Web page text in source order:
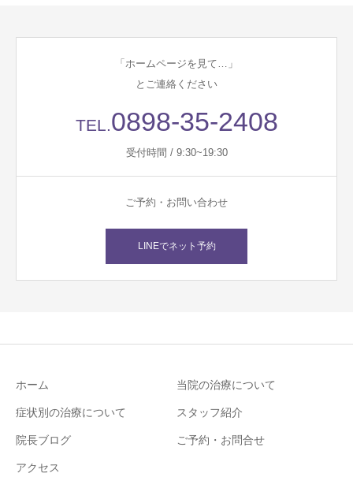
「ホームページを見て…」
とご連絡ください
TEL.0898-35-2408
受付時間 / 9:30~19:30
ご予約・お問い合わせ
LINEでネット予約
ホーム 当院の治療について
症状別の治療について スタッフ紹介
院長ブログ ご予約・お問合せ
アクセス